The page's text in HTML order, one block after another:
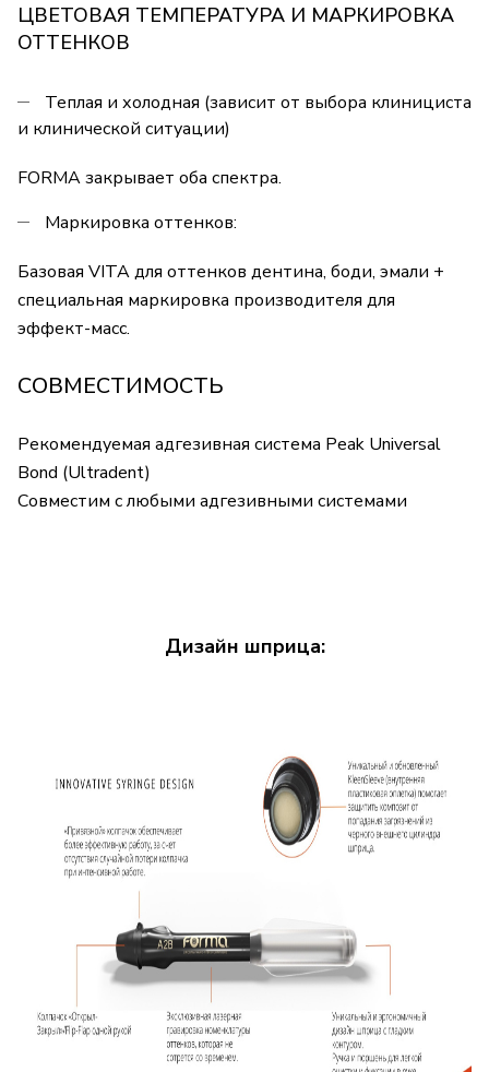
ЦВЕТОВАЯ ТЕМПЕРАТУРА И МАРКИРОВКА
ОТТЕНКОВ
Теплая и холодная (зависит от выбора клинициста
и клинической ситуации)
FORMA закрывает оба спектра.
Маркировка оттенков:
Базовая VITA для оттенков дентина, боди, эмали +
специальная маркировка производителя для
эффект-масс.
СОВМЕСТИМОСТЬ
Рекомендуемая адгезивная система Peak Universal
Bond (Ultradent)
Совместим с любыми адгезивными системами
Дизайн шприца: